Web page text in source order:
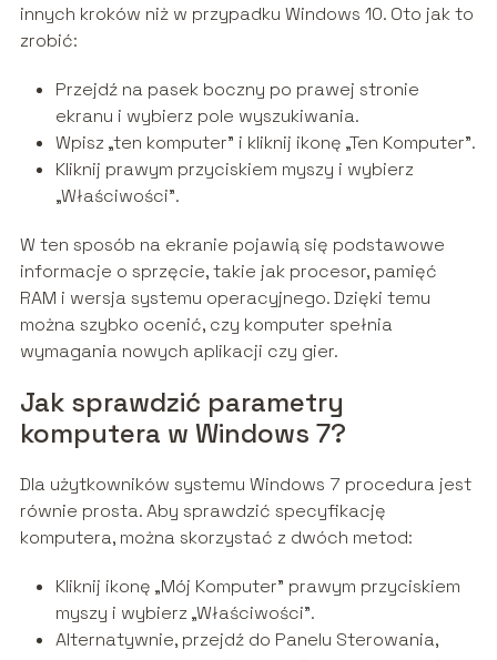
innych kroków niż w przypadku Windows 10. Oto jak to
zrobić:
Przejdź na pasek boczny po prawej stronie
ekranu i wybierz pole wyszukiwania.
Wpisz „ten komputer” i kliknij ikonę „Ten Komputer”.
Kliknij prawym przyciskiem myszy i wybierz
„Właściwości”.
W ten sposób na ekranie pojawią się podstawowe
informacje o sprzęcie, takie jak procesor, pamięć
RAM i wersja systemu operacyjnego. Dzięki temu
można szybko ocenić, czy komputer spełnia
wymagania nowych aplikacji czy gier.
Jak sprawdzić parametry
komputera w Windows 7?
Dla użytkowników systemu Windows 7 procedura jest
równie prosta. Aby sprawdzić specyfikację
komputera, można skorzystać z dwóch metod:
Kliknij ikonę „Mój Komputer” prawym przyciskiem
myszy i wybierz „Właściwości”.
Alternatywnie, przejdź do Panelu Sterowania,